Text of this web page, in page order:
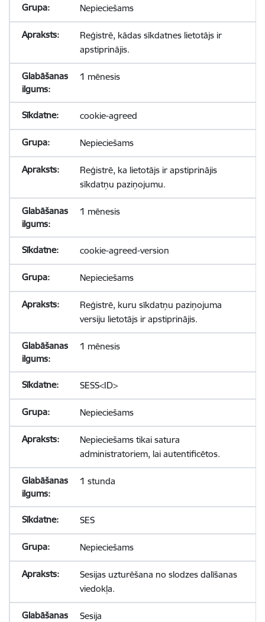
Nepieciešams
Reģistrē, kādas sīkdatnes lietotājs ir
apstiprinājis.
1 mēnesis
cookie-agreed
Nepieciešams
Reģistrē, ka lietotājs ir apstiprinājis
sīkdatņu paziņojumu.
1 mēnesis
cookie-agreed-version
Nepieciešams
Reģistrē, kuru sīkdatņu paziņojuma
versiju lietotājs ir apstiprinājis.
1 mēnesis
SESS<ID>
Nepieciešams
Nepieciešams tikai satura
administratoriem, lai autentificētos.
1 stunda
SES
Nepieciešams
Sesijas uzturēšana no slodzes dalīšanas
viedokļa.
Sesija